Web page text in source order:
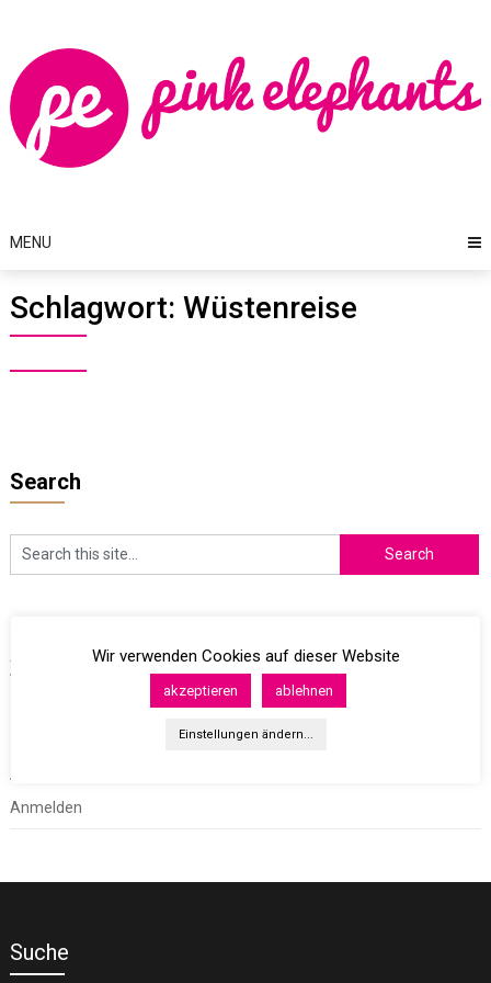
content
MENU
Schlagwort: Wüstenreise
Search
Archives
Anmelden
Suche
Wir verwenden Cookies auf dieser Website
akzeptieren ablehnen
Einstellungen ändern...